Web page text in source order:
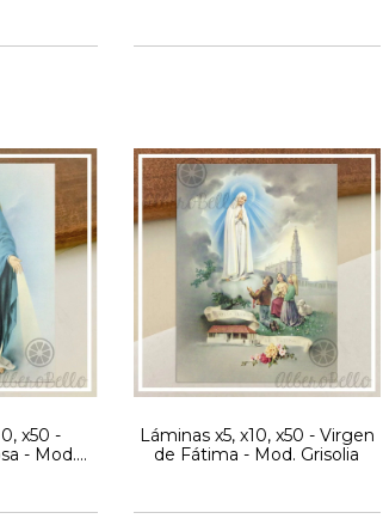
x50 -
- Mod.
Láminas x5, x10, x50 - Virgen
de Fátima - Mod. Grisolia